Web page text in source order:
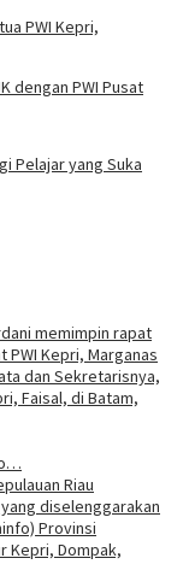
dengan PWI Pusat
Pelajar yang Suka